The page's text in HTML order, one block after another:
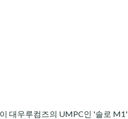
대우루컴즈의 UMPC인 '솔로 M1'